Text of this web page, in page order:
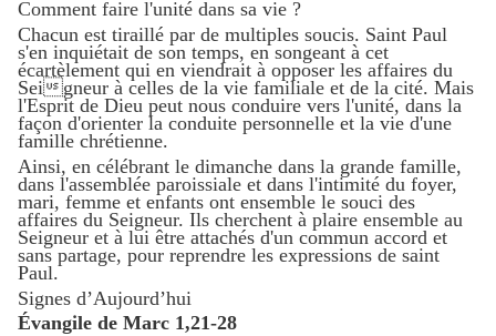
Comment faire l'unité dans sa vie ?
Chacun est tiraillé par de multiples soucis. Saint Paul
s'en inquiétait de son temps, en songeant à cet
écartèlement qui en viendrait à opposer les affaires du
Seigneur à celles de la vie familiale et de la cité. Mais
l'Esprit de Dieu peut nous conduire vers l'unité, dans la
façon d'orienter la conduite personnelle et la vie d'une
famille chrétienne.
Ainsi, en célébrant le dimanche dans la grande famille,
dans l'assemblée paroissiale et dans l'intimité du foyer,
mari, femme et enfants ont ensemble le souci des
affaires du Seigneur. Ils cherchent à plaire ensemble au
Seigneur et à lui être attachés d'un commun accord et
sans partage, pour reprendre les expressions de saint
Paul.
Signes d’Aujourd’hui
Évangile de Marc 1,21-28